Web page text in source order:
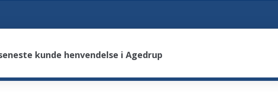
kunde henvendelse i Agedrup